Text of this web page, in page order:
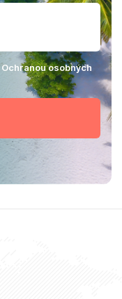
Ochranou osobných